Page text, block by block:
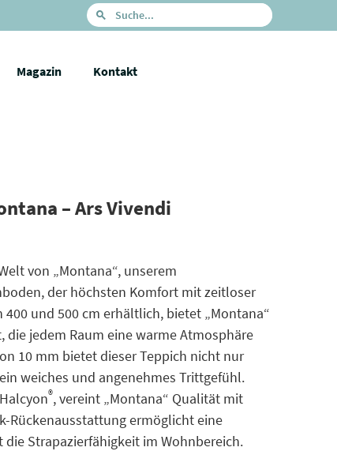
Magazin Kontakt
– Ars Vivendi
von „Montana“, unserem
der höchsten Komfort mit zeitloser
und 500 cm erhältlich, bietet „Montana“
jedem Raum eine warme Atmosphäre
10 mm bietet dieser Teppich nicht nur
weiches und angenehmes Trittgefühl.
®, vereint „Montana“ Qualität mit
Rückenausstattung ermöglicht eine
Strapazierfähigkeit im Wohnbereich.